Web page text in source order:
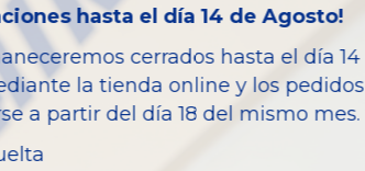
X1 (E84)
hasta el día 14 de Agosto!
cerrados hasta el día 14
la tienda online y los pedidos
a partir del día 18 del mismo mes.